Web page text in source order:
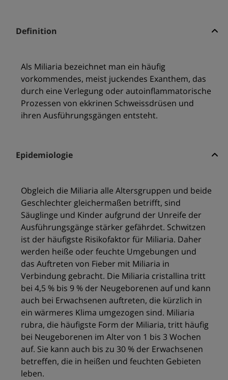
Definition
Als Miliaria bezeichnet man ein häufig
vorkommendes, meist juckendes Exanthem, das
durch eine Verlegung oder autoinflammatorische
Prozessen von ekkrinen Schweissdrüsen und
ihren Ausführungsgängen entsteht.
Epidemiologie
Obgleich die Miliaria alle Altersgruppen und beide
Geschlechter gleichermaßen betrifft, sind
Säuglinge und Kinder aufgrund der Unreife der
Ausführungsgänge stärker gefährdet. Schwitzen
ist der häufigste Risikofaktor für Miliaria. Daher
werden heiße oder feuchte Umgebungen und
das Auftreten von Fieber mit Miliaria in
Verbindung gebracht. Die Miliaria cristallina tritt
bei 4,5 % bis 9 % der Neugeborenen auf und kann
auch bei Erwachsenen auftreten, die kürzlich in
ein wärmeres Klima umgezogen sind. Miliaria
rubra, die häufigste Form der Miliaria, tritt häufig
bei Neugeborenen im Alter von 1 bis 3 Wochen
auf. Sie kann auch bis zu 30 % der Erwachsenen
betreffen, die in heißen und feuchten Gebieten
leben.